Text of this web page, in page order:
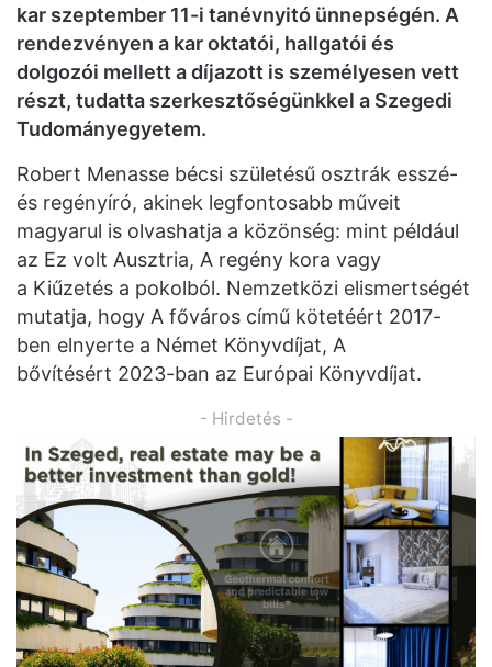
kar szeptember 11-i tanévnyitó ünnepségén. A
rendezvényen a kar oktatói, hallgatói és
dolgozói mellett a díjazott is személyesen vett
részt, tudatta szerkesztőségünkkel a Szegedi
Tudományegyetem.
Robert Menasse bécsi születésű osztrák esszé-
és regényíró, akinek legfontosabb műveit
magyarul is olvashatja a közönség: mint például
az Ez volt Ausztria, A regény kora vagy
a Kiűzetés a pokolból. Nemzetközi elismertségét
mutatja, hogy A főváros című kötetéért 2017-
ben elnyerte a Német Könyvdíjat, A
bővítésért 2023-ban az Európai Könyvdíjat.
- Hirdetés -